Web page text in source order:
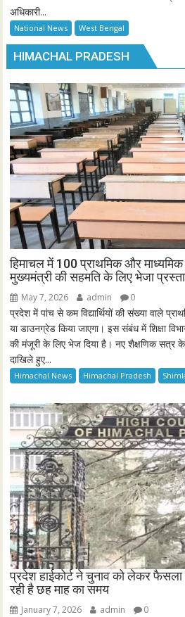
अधिकारी...
National News West Bengal
HIMACHAL PRADESH
हिमाचल में 100 प्राथमिक और माध्यमिक
मुख्यमंत्री की सहमति के लिए भेजा
May 7, 2026 admin 0
प्रदेश में पांच से कम विद्यार्थियों की संख्या वाले
या डाउनग्रेड किया जाएगा। इस संबंध में शिक्षा
की मंजूरी के लिए भेज दिया है। नए शैक्षणिक सत्र के
दाखिले हुए...
Himachal News Himachal Pradesh
प्रदेश हाईकोर्ट ने चुनाव को लेकर फैसला
रही है छह माह का समय
January 7, 2026 admin 0